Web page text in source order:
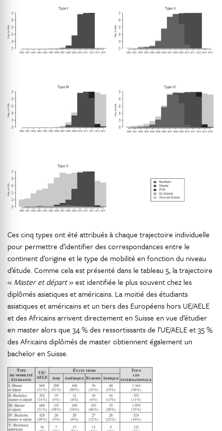
Ces cinq types ont été attribués à chaque trajectoire individuelle
pour permettre d’identifier des correspondances entre le
continent d’origine et le type de mobilité en fonction du niveau
d’étude. Comme cela est présenté dans le tableau 5, la trajectoire
« Master et départ» est identifiée le plus souvent chez les
diplômés asiatiques et américains. La moitié des étudiants
asiatiques et américains et un tiers des Européens hors UE/AELE
et des Africains arrivent directement en Suisse en vue d’étudier
en master alors que 34 % des ressortissants de l’UE/AELE et 35 %
des Africains diplômés de master obtiennent également un
bachelor en Suisse.